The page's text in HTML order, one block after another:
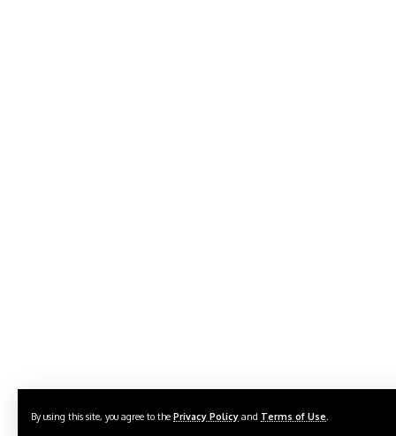
By using this site, you agree to the Privacy Policy and Terms of Use